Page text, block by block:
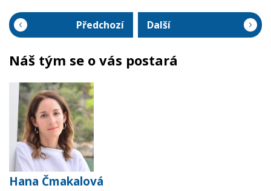
Předchozí Další
Náš tým se o vás postará
Hana Čmakalová